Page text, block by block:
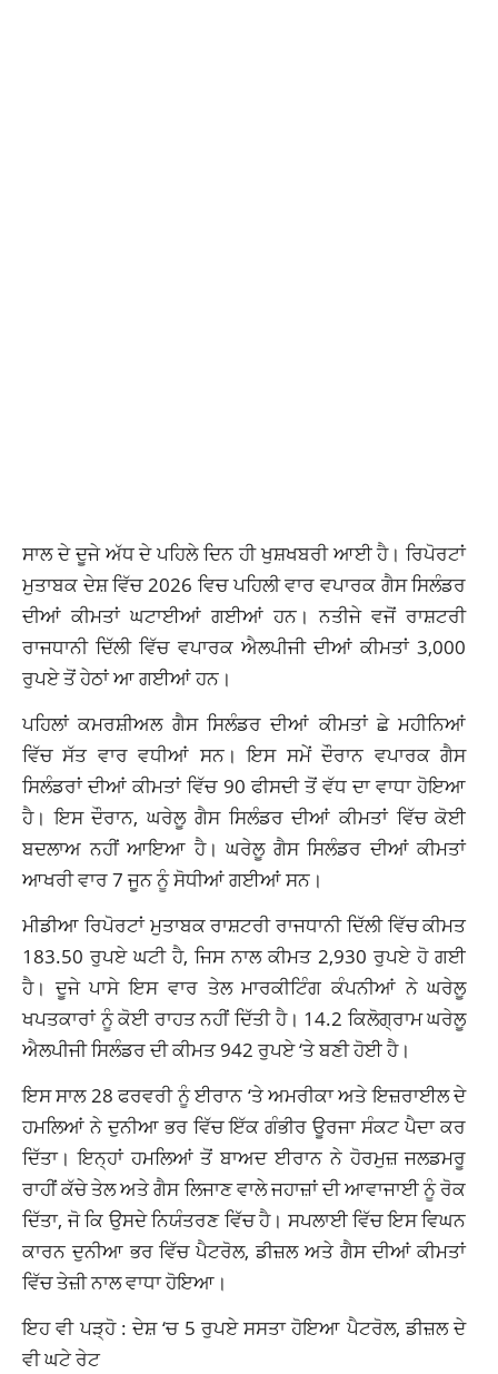
ਸਾਲ ਦੇ ਦੂਜੇ ਅੱਧ ਦੇ ਪਹਿਲੇ ਦਿਨ ਹੀ ਖੁਸ਼ਖਬਰੀ ਆਈ ਹੈ। ਰਿਪੋਰਟਾਂ
ਮੁਤਾਬਕ ਦੇਸ਼ ਵਿੱਚ 2026 ਵਿਚ ਪਹਿਲੀ ਵਾਰ ਵਪਾਰਕ ਗੈਸ ਸਿਲੰਡਰ
ਦੀਆਂ ਕੀਮਤਾਂ ਘਟਾਈਆਂ ਗਈਆਂ ਹਨ। ਨਤੀਜੇ ਵਜੋਂ ਰਾਸ਼ਟਰੀ
ਰਾਜਧਾਨੀ ਦਿੱਲੀ ਵਿੱਚ ਵਪਾਰਕ ਐਲਪੀਜੀ ਦੀਆਂ ਕੀਮਤਾਂ 3,000
ਰੁਪਏ ਤੋਂ ਹੇਠਾਂ ਆ ਗਈਆਂ ਹਨ।
ਪਹਿਲਾਂ ਕਮਰਸ਼ੀਅਲ ਗੈਸ ਸਿਲੰਡਰ ਦੀਆਂ ਕੀਮਤਾਂ ਛੇ ਮਹੀਨਿਆਂ
ਵਿੱਚ ਸੱਤ ਵਾਰ ਵਧੀਆਂ ਸਨ। ਇਸ ਸਮੇਂ ਦੌਰਾਨ ਵਪਾਰਕ ਗੈਸ
ਸਿਲੰਡਰਾਂ ਦੀਆਂ ਕੀਮਤਾਂ ਵਿੱਚ 90 ਫੀਸਦੀ ਤੋਂ ਵੱਧ ਦਾ ਵਾਧਾ ਹੋਇਆ
ਹੈ। ਇਸ ਦੌਰਾਨ, ਘਰੇਲੂ ਗੈਸ ਸਿਲੰਡਰ ਦੀਆਂ ਕੀਮਤਾਂ ਵਿੱਚ ਕੋਈ
ਬਦਲਾਅ ਨਹੀਂ ਆਇਆ ਹੈ। ਘਰੇਲੂ ਗੈਸ ਸਿਲੰਡਰ ਦੀਆਂ ਕੀਮਤਾਂ
ਆਖਰੀ ਵਾਰ 7 ਜੂਨ ਨੂੰ ਸੋਧੀਆਂ ਗਈਆਂ ਸਨ।
ਮੀਡੀਆ ਰਿਪੋਰਟਾਂ ਮੁਤਾਬਕ ਰਾਸ਼ਟਰੀ ਰਾਜਧਾਨੀ ਦਿੱਲੀ ਵਿੱਚ ਕੀਮਤ
183.50 ਰੁਪਏ ਘਟੀ ਹੈ, ਜਿਸ ਨਾਲ ਕੀਮਤ 2,930 ਰੁਪਏ ਹੋ ਗਈ
ਹੈ। ਦੂਜੇ ਪਾਸੇ ਇਸ ਵਾਰ ਤੇਲ ਮਾਰਕੀਟਿੰਗ ਕੰਪਨੀਆਂ ਨੇ ਘਰੇਲੂ
ਖਪਤਕਾਰਾਂ ਨੂੰ ਕੋਈ ਰਾਹਤ ਨਹੀਂ ਦਿੱਤੀ ਹੈ। 14.2 ਕਿਲੋਗ੍ਰਾਮ ਘਰੇਲੂ
ਐਲਪੀਜੀ ਸਿਲੰਡਰ ਦੀ ਕੀਮਤ 942 ਰੁਪਏ ‘ਤੇ ਬਣੀ ਹੋਈ ਹੈ।
ਇਸ ਸਾਲ 28 ਫਰਵਰੀ ਨੂੰ ਈਰਾਨ ‘ਤੇ ਅਮਰੀਕਾ ਅਤੇ ਇਜ਼ਰਾਈਲ ਦੇ
ਹਮਲਿਆਂ ਨੇ ਦੁਨੀਆ ਭਰ ਵਿੱਚ ਇੱਕ ਗੰਭੀਰ ਊਰਜਾ ਸੰਕਟ ਪੈਦਾ ਕਰ
ਦਿੱਤਾ। ਇਨ੍ਹਾਂ ਹਮਲਿਆਂ ਤੋਂ ਬਾਅਦ ਈਰਾਨ ਨੇ ਹੋਰਮੁਜ਼ ਜਲਡਮਰੂ
ਰਾਹੀਂ ਕੱਚੇ ਤੇਲ ਅਤੇ ਗੈਸ ਲਿਜਾਣ ਵਾਲੇ ਜਹਾਜ਼ਾਂ ਦੀ ਆਵਾਜਾਈ ਨੂੰ ਰੋਕ
ਦਿੱਤਾ, ਜੋ ਕਿ ਉਸਦੇ ਨਿਯੰਤਰਣ ਵਿੱਚ ਹੈ। ਸਪਲਾਈ ਵਿੱਚ ਇਸ ਵਿਘਨ
ਕਾਰਨ ਦੁਨੀਆ ਭਰ ਵਿੱਚ ਪੈਟਰੋਲ, ਡੀਜ਼ਲ ਅਤੇ ਗੈਸ ਦੀਆਂ ਕੀਮਤਾਂ
ਵਿੱਚ ਤੇਜ਼ੀ ਨਾਲ ਵਾਧਾ ਹੋਇਆ।
ਇਹ ਵੀ ਪੜ੍ਹੋ :ਦੇਸ਼ ‘ਚ 5 ਰੁਪਏ ਸਸਤਾ ਹੋਇਆ ਪੈਟਰੋਲ, ਡੀਜ਼ਲ ਦੇ
ਵੀ ਘਟੇ ਰੇਟ